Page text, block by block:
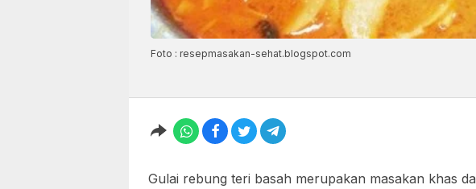
Foto : resepmasakan-sehat.blogspot.com
Gulai rebung teri basah merupakan masakan khas